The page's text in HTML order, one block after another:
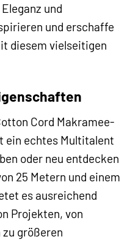
und
und erschaffe
diesem vielseitigen
Cord Makramee-
ein echtes Multitalent
oder neu entdecken
25 Metern und einem
es ausreichend
Projekten, von
größeren